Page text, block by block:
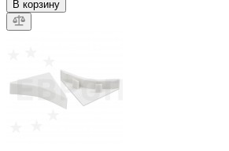
В корзину